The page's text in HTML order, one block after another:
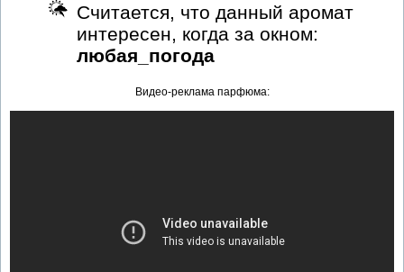
Считается, что данный аромат
интересен, когда за окном:
любая_погода
Видео-реклама парфюма: